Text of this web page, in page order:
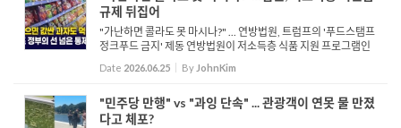
규제 뒤집어
"가난하면 콜라도 못 마시나?" ... 연방법원, 트럼프의 '푸드스탬프
정크푸드 금지' 제동 연방법원이 저소득층 식품 지원 프로그램인
스냅, 푸드스탬프로 탄산음료나 사탕 등을 구매하지 못하도록 한
트럼프 행정부의 제한 조치에 제동을 걸었습니다. ...
Date 2026.06.25 By JohnKim
"민주당 만행" vs "과잉 단속" ... 관광객이 연못 물 만졌
다고 체포?